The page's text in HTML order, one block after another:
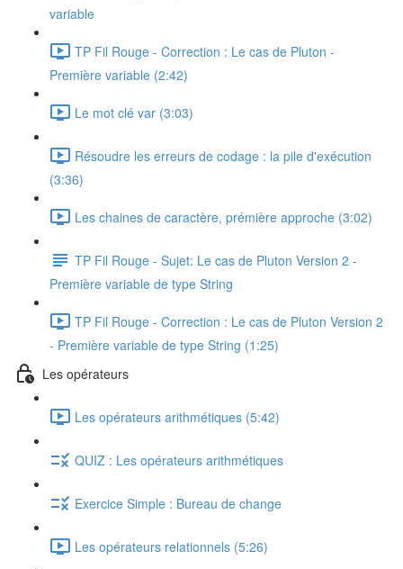
variable
TP Fil Rouge - Correction : Le cas de Pluton -
Première variable (2:42)
Le mot clé var (3:03)
Résoudre les erreurs de codage : la pile d'exécution
(3:36)
Les chaines de caractère, prémière approche (3:02)
TP Fil Rouge - Sujet: Le cas de Pluton Version 2 -
Première variable de type String
TP Fil Rouge - Correction : Le cas de Pluton Version 2
- Première variable de type String (1:25)
Les opérateurs
Les opérateurs arithmétiques (5:42)
QUIZ : Les opérateurs arithmétiques
Exercice Simple : Bureau de change
Les opérateurs relationnels (5:26)